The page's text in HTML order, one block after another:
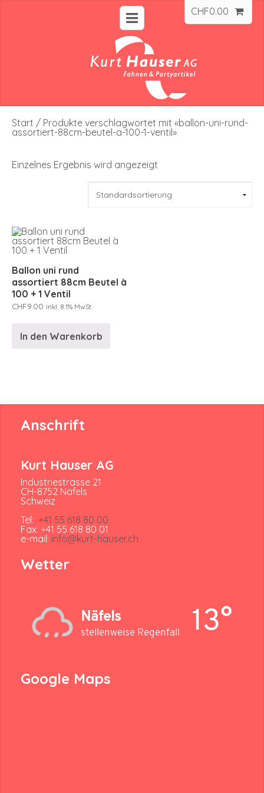
CHF0.00
Start / Produkte verschlagwortet mit «ballon-uni-rund-
assortiert-88cm-beutel-a-100-1-ventil»
Einzelnes Ergebnis wird angezeigt
Ballon uni rund
assortiert 88cm Beutel à
100 + 1 Ventil
CHF9.00 inkl. 8.1% MwSt.
In den Warenkorb
Anschrift
Kurt Hauser AG
Industriestrasse 21
CH-8752 Näfels
Schweiz
Tel: +41 55 618 80 00
Fax: +41 55 618 80 01
e-mail: info@kurt-hauser.ch
Wetter
Näfels
stellenweise Regenfall 13°
Google Maps